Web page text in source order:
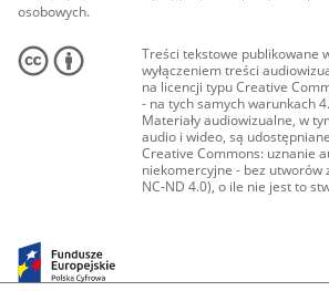
osobowych.
Treści tekstowe publikowane
wyłączeniem treści
na licencji typu Creative
- na tych samych warunkach
Materiały audiowizualne, w
audio i wideo, są
Creative Commons: uznanie
niekomercyjne - bez utworów
NC-ND 4.0), o ile nie jest to